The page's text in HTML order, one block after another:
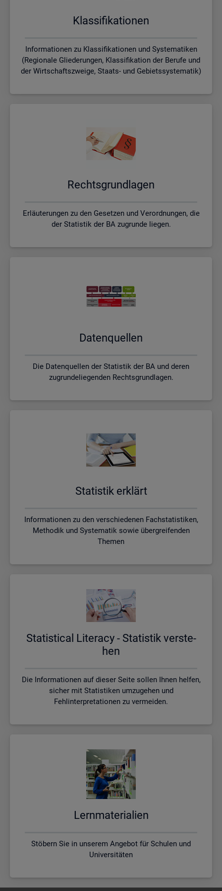
Klas­si­fi­ka­tio­nen
Informationen zu Klassifikationen und Systematiken
(Regionale Gliederungen, Klassifikation der Berufe und
der Wirtschaftszweige, Staats- und Gebietssystematik)
Rechts­grund­la­gen
Erläuterungen zu den Gesetzen und Verordnungen, die
der Statistik der BA zugrunde liegen.
Da­ten­quel­len
Die Datenquellen der Statistik der BA und deren
zugrundeliegenden Rechtsgrundlagen.
Sta­tis­tik er­klärt
Informationen zu den verschiedenen Fachstatistiken,
Methodik und Systematik sowie übergreifenden
Themen
Sta­ti­s­ti­cal Li­te­r­acy - Sta­tis­tik ver­ste­
hen
Die Informationen auf dieser Seite sollen Ihnen helfen,
sicher mit Statistiken umzugehen und
Fehlinterpretationen zu vermeiden.
Lern­ma­te­ria­li­en
Stöbern Sie in unserem Angebot für Schulen und
Universitäten